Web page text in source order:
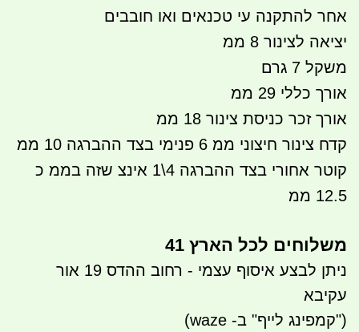
אחר להתקנה עי טכנאים ואו חובבים
יציאה לצינור 8 ממ
משקל 7 גרם
אורך כללי 29 ממ
אורך זכר כניסת צינור 18 ממ
קדח צינור חיצוני ממ 6 פנימי בצד ההברגה 10 ממ
קוטר אחורי בצד ההברגה 4\1 אינצ שזה בממ כ
12.5 ממ
משלוחים לכל הארץ 41
ניתן לבצע איסוף עצמי - רחוב ההדס 19 אור
עקיבא
("קמפינג לייף" ב- waze)